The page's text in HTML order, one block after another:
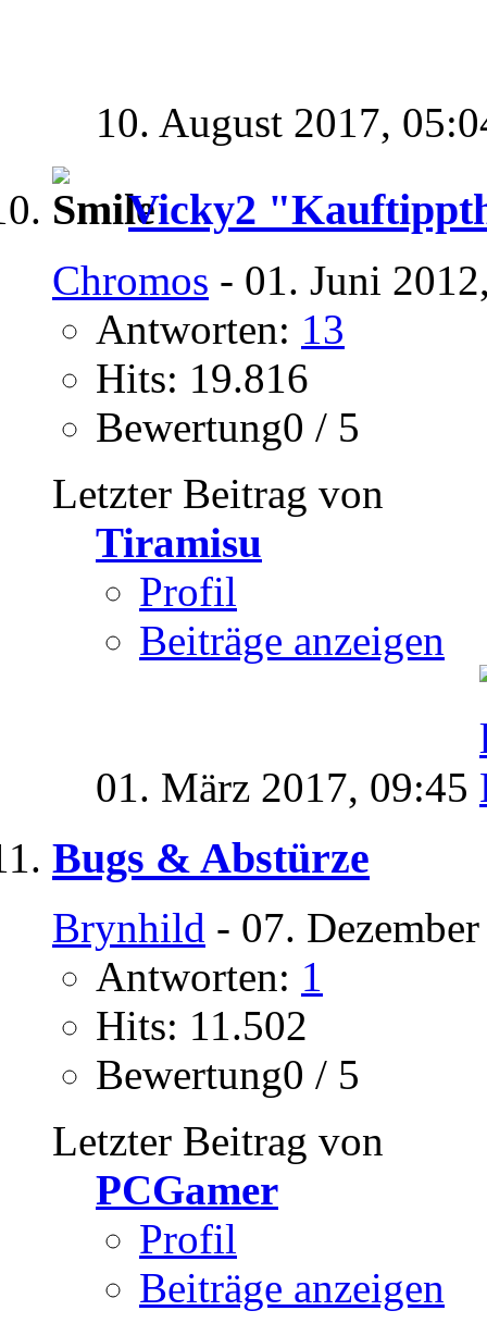
10. August 2017,
Vicky2
Chromos - 01. Juni
Antworten: 13
Hits: 19.816
Bewertung0 / 5
Letzter Beitrag von
Tiramisu
Profil
Beiträge anzeigen
01. März 2017, 09:45
Bugs & Abstürze
Brynhild - 07.
Antworten: 1
Hits: 11.502
Bewertung0 / 5
Letzter Beitrag von
PCGamer
Profil
Beiträge anzeigen